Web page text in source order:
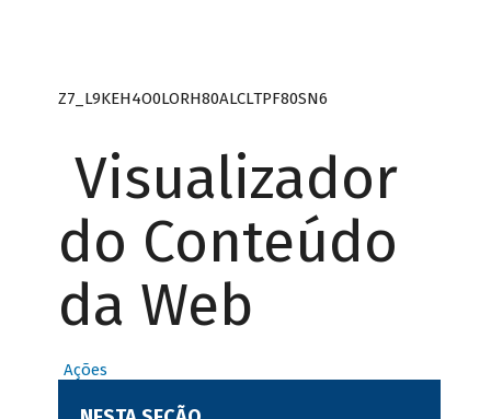
Z7_L9KEH4O0LORH80ALCLTPF80SN6
Visualizador
do Conteúdo
da Web
Ações